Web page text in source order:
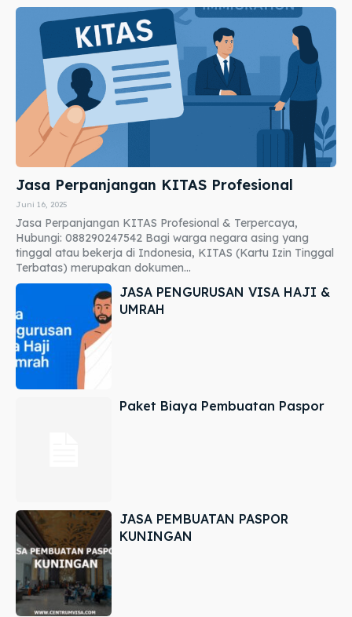
Jasa Perpanjangan KITAS Profesional
Juni 16, 2025
Jasa Perpanjangan KITAS Profesional & Terpercaya,
Hubungi: 088290247542 Bagi warga negara asing yang
tinggal atau bekerja di Indonesia, KITAS (Kartu Izin Tinggal
Terbatas) merupakan dokumen...
JASA PENGURUSAN VISA HAJI &
UMRAH
Paket Biaya Pembuatan Paspor
JASA PEMBUATAN PASPOR
KUNINGAN